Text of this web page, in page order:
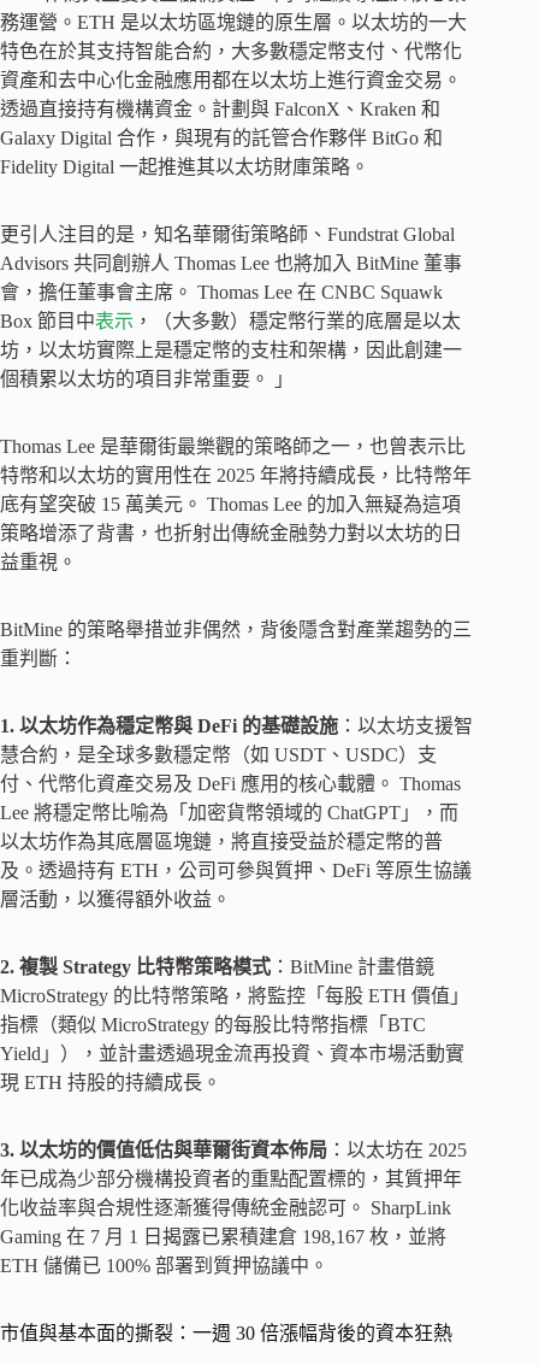
務運營。ETH 是以太坊區塊鏈的原生層。以太坊的一大
特色在於其支持智能合約，大多數穩定幣支付、代幣化
資產和去中心化金融應用都在以太坊上進行資金交易。
透過直接持有機構資金。計劃與 FalconX、Kraken 和
Galaxy Digital 合作，與現有的託管合作夥伴 BitGo 和
Fidelity Digital 一起推進其以太坊財庫策略。
更引人注目的是，知名華爾街策略師、Fundstrat Global
Advisors 共同創辦人 Thomas Lee 也將加入 BitMine 董事
會，擔任董事會主席。 Thomas Lee 在 CNBC Squawk
Box 節目中表示 ，（大多數）穩定幣行業的底層是以太
坊，以太坊實際上是穩定幣的支柱和架構，因此創建一
個積累以太坊的項目非常重要。 」
Thomas Lee 是華爾街最樂觀的策略師之一，也曾表示比
特幣和以太坊的實用性在 2025 年將持續成長，比特幣年
底有望突破 15 萬美元。 Thomas Lee 的加入無疑為這項
策略增添了背書，也折射出傳統金融勢力對以太坊的日
益重視。
BitMine 的策略舉措並非偶然，背後隱含對產業趨勢的三
重判斷：
1. 以太坊作為穩定幣與 DeFi 的基礎設施 ：以太坊支援智
慧合約，是全球多數穩定幣（如 USDT、USDC）支
付、代幣化資產交易及 DeFi 應用的核心載體。 Thomas
Lee 將穩定幣比喻為「加密貨幣領域的 ChatGPT」，而
以太坊作為其底層區塊鏈，將直接受益於穩定幣的普
及。透過持有 ETH，公司可參與質押、DeFi 等原生協議
層活動，以獲得額外收益。
2. 複製 Strategy 比特幣策略模式 ：BitMine 計畫借鏡
MicroStrategy 的比特幣策略，將監控「每股 ETH 價值」
指標（類似 MicroStrategy 的每股比特幣指標「BTC
Yield」），並計畫透過現金流再投資、資本市場活動實
現 ETH 持股的持續成長。
3. 以太坊的價值低估與華爾街資本佈局 ：以太坊在 2025
年已成為少部分機構投資者的重點配置標的，其質押年
化收益率與合規性逐漸獲得傳統金融認可。 SharpLink
Gaming 在 7 月 1 日揭露已累積建倉 198,167 枚，並將
ETH 儲備已 100% 部署到質押協議中。
市值與基本面的撕裂：一週 30 倍漲幅背後的資本狂熱